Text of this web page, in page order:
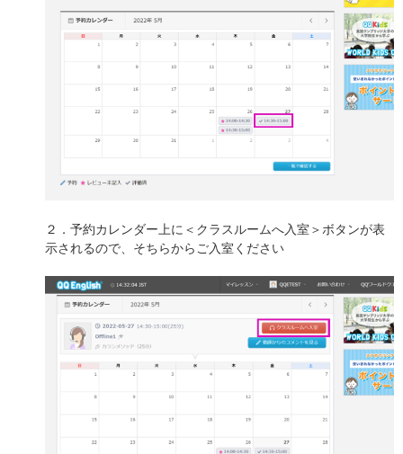
２．予約カレンダー上に＜クラスルームへ入室＞ボタンが表
示されるので、そちらからご入室ください